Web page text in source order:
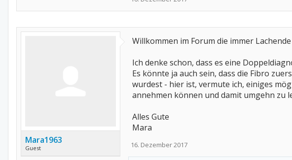
Mara1963
Guest
Willkommen im Forum die immer Lachende
Ich denke schon, dass es eine
Es könnte ja auch sein, dass die Fibro
wurdest - hier ist, vermute ich, einiges
annehmen können und damit umgehn zu
Alles Gute
Mara
16. Dezember 2017